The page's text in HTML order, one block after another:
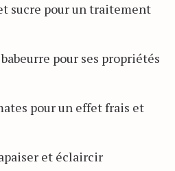
sucre pour un traitement
pour ses propriétés
pour un effet frais et
et éclaircir